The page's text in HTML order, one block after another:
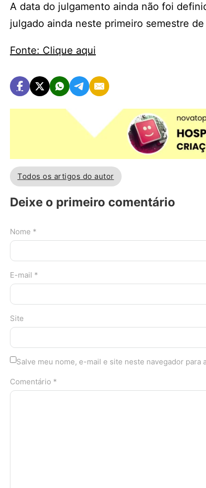
A data do julgamento ainda não foi
julgado ainda neste primeiro semestre
Fonte: Clique aqui
Todos os artigos do autor
Deixe o primeiro comentário
Nome *
E-mail *
Site
Salve meu nome, e-mail e site neste navegador para
Comentário *